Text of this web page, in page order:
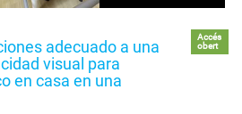
adecuado a una
visual para
en casa en una
Accés
obert